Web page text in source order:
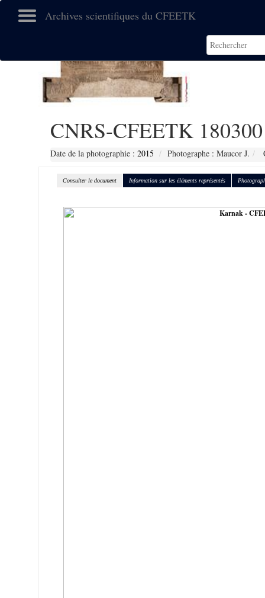
Archives scientifiques du CFEETK
CNRS-CFEETK 180300
Date de la photographie : 2015 Photographe : Maucor J.
Consulter le document Information sur les éléments représentés